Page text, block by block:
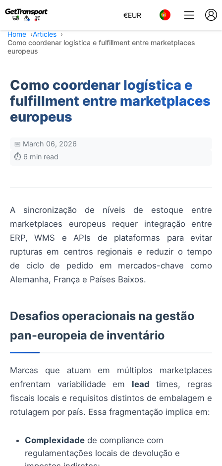
€EUR
Home
Articles
Como coordenar logística e fulfillment entre marketplaces
europeus
Como coordenar logística e
fulfillment entre marketplaces
europeus
📅 March 06, 2026
⏱️ 6 min read
A sincronização de níveis de estoque entre
marketplaces europeus requer integração entre
ERP, WMS e APIs de plataformas para evitar
rupturas em centros regionais e reduzir o tempo
de ciclo de pedido em mercados-chave como
Alemanha, França e Países Baixos.
Desafios operacionais na gestão
pan-europeia de inventário
Marcas que atuam em múltiplos marketplaces
enfrentam variabilidade em lead times, regras
fiscais locais e requisitos distintos de embalagem e
rotulagem por país. Essa fragmentação implica em:
Complexidade de compliance com
regulamentações locais de devolução e